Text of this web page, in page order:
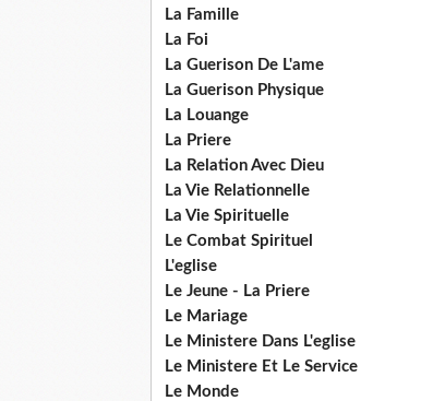
La Famille
La Foi
La Guerison De L'ame
La Guerison Physique
La Louange
La Priere
La Relation Avec Dieu
La Vie Relationnelle
La Vie Spirituelle
Le Combat Spirituel
L'eglise
Le Jeune - La Priere
Le Mariage
Le Ministere Dans L'eglise
Le Ministere Et Le Service
Le Monde